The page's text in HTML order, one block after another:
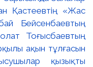
Қастеевтің «Жас
Бейсенбаевтың
Тоғысбаевтың
ақын тұлғасын
қызықты